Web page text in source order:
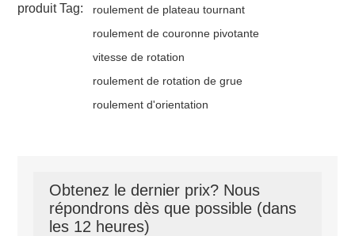
produit Tag:
roulement de plateau tournant
roulement de couronne pivotante
vitesse de rotation
roulement de rotation de grue
roulement d'orientation
Obtenez le dernier prix? Nous
répondrons dès que possible (dans
les 12 heures)